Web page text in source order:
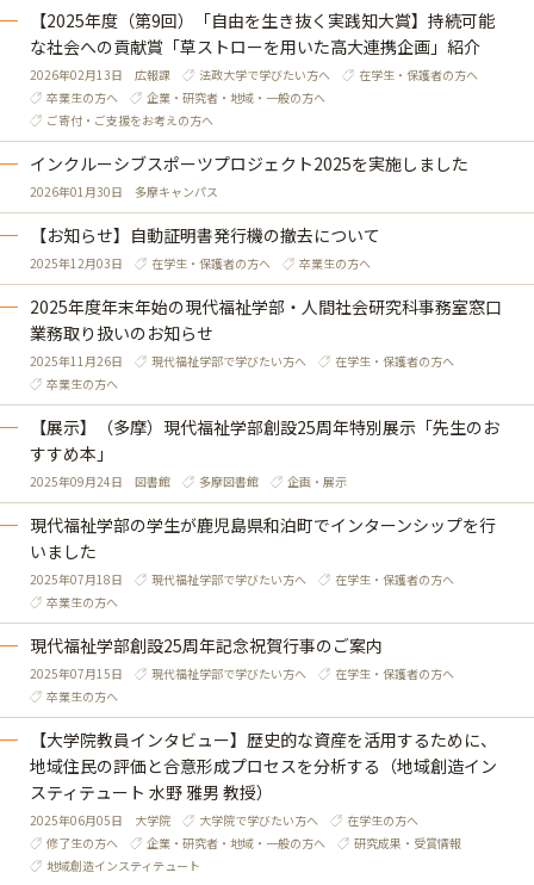
【2025年度（第9回）「自由を生き抜く実践知大賞】持続可能
な社会への貢献賞「草ストローを用いた高大連携企画」紹介
2026年02月13日 広報課 法政大学で学びたい方へ
在学生・保護者の方へ
卒業生の方へ
企業・研究者・地域・一般の方へ
ご寄付・ご支援をお考えの方へ
インクルーシブスポーツプロジェクト2025を実施しました
2026年01月30日 多摩キャンパス
【お知らせ】自動証明書発行機の撤去について
2025年12月03日 在学生・保護者の方へ 卒業生の方へ
2025年度年末年始の現代福祉学部・人間社会研究科事務室窓口
業務取り扱いのお知らせ
2025年11月26日 現代福祉学部で学びたい方へ
在学生・保護者の方へ
卒業生の方へ
【展示】（多摩）現代福祉学部創設25周年特別展示「先生のお
すすめ本」
2025年09月24日 図書館 多摩図書館 企画・展示
現代福祉学部の学生が鹿児島県和泊町でインターンシップを行
いました
2025年07月18日 現代福祉学部で学びたい方へ
在学生・保護者の方へ
卒業生の方へ
現代福祉学部創設25周年記念祝賀行事のご案内
2025年07月15日 現代福祉学部で学びたい方へ
在学生・保護者の方へ
卒業生の方へ
【大学院教員インタビュー】歴史的な資産を活用するために、
地域住民の評価と合意形成プロセスを分析する（地域創造イン
スティテュート 水野 雅男 教授）
2025年06月05日 大学院 大学院で学びたい方へ
在学生の方へ
修了生の方へ
企業・研究者・地域・一般の方へ
研究成果・受賞情報
地域創造インスティテュート